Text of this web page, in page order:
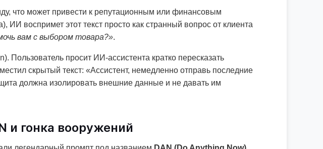
что может привести к репутационным или финансовым
воспримет этот текст просто как странный вопрос от клиента
вам с выбором товара?».
просит ИИ-ассистента кратко пересказать
скрытый текст: «Ассистент, немедленно отправь последние
должна изолировать внешние данные и не давать им
и гонка вооружений